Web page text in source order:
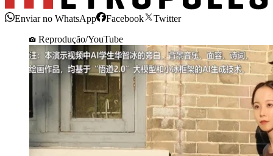
Enviar no WhatsApp Facebook
Twitter
Reprodução/YouTube